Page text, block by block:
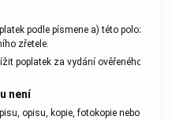
podle písmene a) této položky
zřetele.
poplatekza vydání ověřeného
není
opisu, kopie, fotokopie nebo